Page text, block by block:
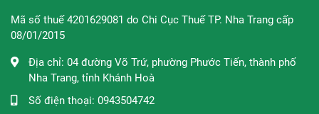
Thương hiệu:Anodin
Xuất xứ thương hiệu:
Mã số thuế 4201629081 do Chi Cục Thuế TP. Nha Trang cấp
08/01/2015
Địa chỉ: 04 đường Võ Trứ, phường Phước Tiến, thành phố
Nha Trang, tỉnh Khánh Hoà
Số điện thoại: 0943504742